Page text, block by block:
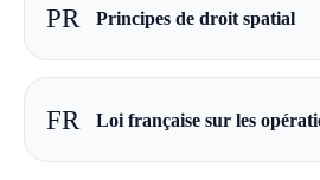
PR Principes de droit spatial
FR Loi française sur les